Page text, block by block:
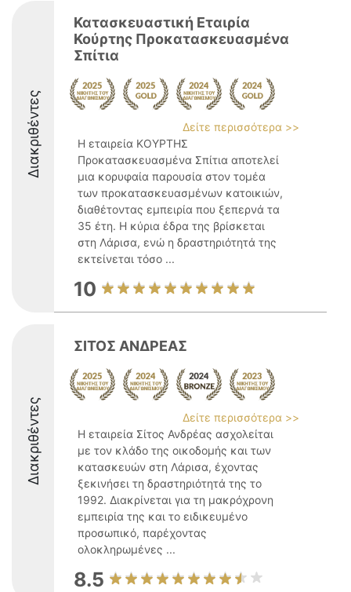
Διακριθέντες
Κατασκευαστική Εταιρία
Κούρτης Προκατασκευασμένα
Σπίτια
Δείτε περισσότερα >>
Η εταιρεία ΚΟΥΡΤΗΣ
Προκατασκευασμένα Σπίτια αποτελεί
μια κορυφαία παρουσία στον τομέα
των προκατασκευασμένων κατοικιών,
διαθέτοντας εμπειρία που ξεπερνά τα
35 έτη. Η κύρια έδρα της βρίσκεται
στη Λάρισα, ενώ η δραστηριότητά της
εκτείνεται τόσο ...
10
Διακριθέντες
ΣΙΤΟΣ ΑΝΔΡΕΑΣ
Δείτε περισσότερα >>
Η εταιρεία Σίτος Ανδρέας ασχολείται
με τον κλάδο της οικοδομής και των
κατασκευών στη Λάρισα, έχοντας
ξεκινήσει τη δραστηριότητά της το
1992. Διακρίνεται για τη μακρόχρονη
εμπειρία της και το ειδικευμένο
προσωπικό, παρέχοντας
ολοκληρωμένες ...
8.5